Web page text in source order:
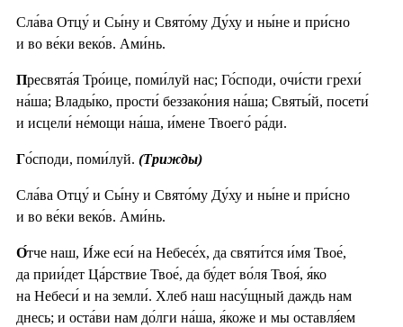
Сла́ва Отцу́ и Сы́ну и Свято́му Ду́ху и ны́не и при́сно
и во ве́ки веко́в. Ами́нь.
Пресвята́я Тро́ице, поми́луй нас; Го́споди, очи́сти грехи́
на́ша; Влады́ко, прости́ беззако́ния на́ша; Святы́й, посети́
и исцели́ не́мощи на́ша, и́мене Твоего́ ра́ди.
Го́споди, поми́луй. (Трижды)
Сла́ва Отцу́ и Сы́ну и Свято́му Ду́ху и ны́не и при́сно
и во ве́ки веко́в. Ами́нь.
О́тче наш, И́же еси́ на Небесе́х, да святи́тся и́мя Твое́,
да прии́дет Ца́рствие Твое́, да бу́дет во́ля Твоя́, я́ко
на Небеси́ и на земли́. Хлеб наш насу́щный даждь нам
днесь; и оста́ви нам до́лги на́ша, я́коже и мы оставля́ем